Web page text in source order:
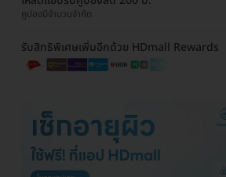
คูปองมีจำนวนจำกัด
รับสิทธิพิเศษเพิ่มอีกด้วย HDmall Rewards